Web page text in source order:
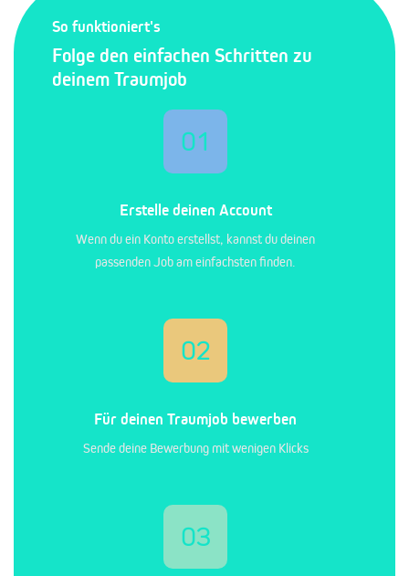
So funktioniert's
Folge den einfachen Schritten zu
deinem Traumjob
01
Erstelle deinen Account
Wenn du ein Konto erstellst, kannst du deinen
passenden Job am einfachsten finden.
02
Für deinen Traumjob bewerben
Sende deine Bewerbung mit wenigen Klicks
03